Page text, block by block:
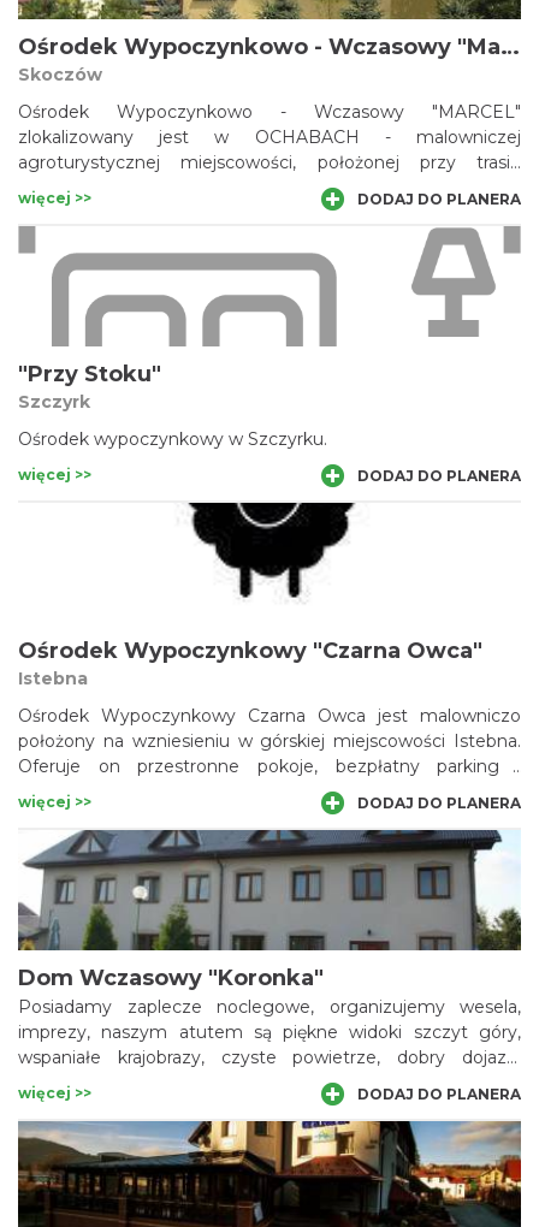
Ośrodek Wypoczynkowo - Wczasowy "Marcel"
Skoczów
Ośrodek Wypoczynkowo - Wczasowy "MARCEL"
zlokalizowany jest w OCHABACH - malowniczej
agroturystycznej miejscowości, położonej przy trasie
Katowice - Wisła.
więcej >> DODAJ DO PLANERA
"Przy Stoku"
Szczyrk
Ośrodek wypoczynkowy w Szczyrku.
więcej >> DODAJ DO PLANERA
Ośrodek Wypoczynkowy "Czarna Owca"
Istebna
Ośrodek Wypoczynkowy Czarna Owca jest malowniczo
położony na wzniesieniu w górskiej miejscowości Istebna.
Oferuje on przestronne pokoje, bezpłatny parking i
wypożyczalnię rowerów.
więcej >> DODAJ DO PLANERA
Dom Wczasowy "Koronka"
Posiadamy zaplecze noclegowe, organizujemy wesela,
imprezy, naszym atutem są piękne widoki szczyt góry,
wspaniałe krajobrazy, czyste powietrze, dobry dojazd,
najpiękniejsze okolice. Pokoje z łazienkami, jadalnia, sala
konferencyjna, bar, jesteśmy otwarci na miłych i
sympatycznych turystów, którzy cenią uroki prawdziwych
gór, widok na Tatry, na Słowację i wiele dolin.
więcej >> DODAJ DO PLANERA